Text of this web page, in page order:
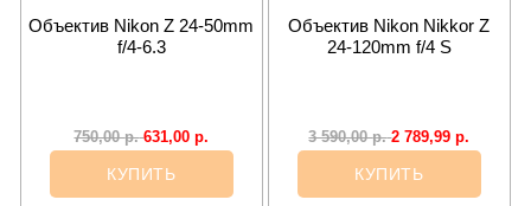
Объектив Nikon Z 24-50mm
f/4-6.3
750,00р. 631,00р.
КУПИТЬ
Объектив Nikon Nikkor Z
24-120mm f/4 S
3 590,00р. 2 789,99р.
КУПИТЬ